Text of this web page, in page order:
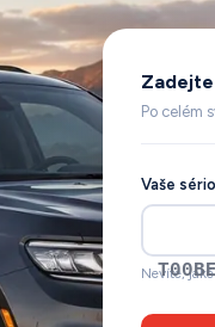
Po celém
Vaše
Nevíte,